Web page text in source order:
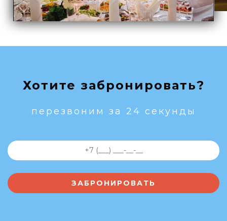
Хотите забронировать?
перезвоним за 24 секунды